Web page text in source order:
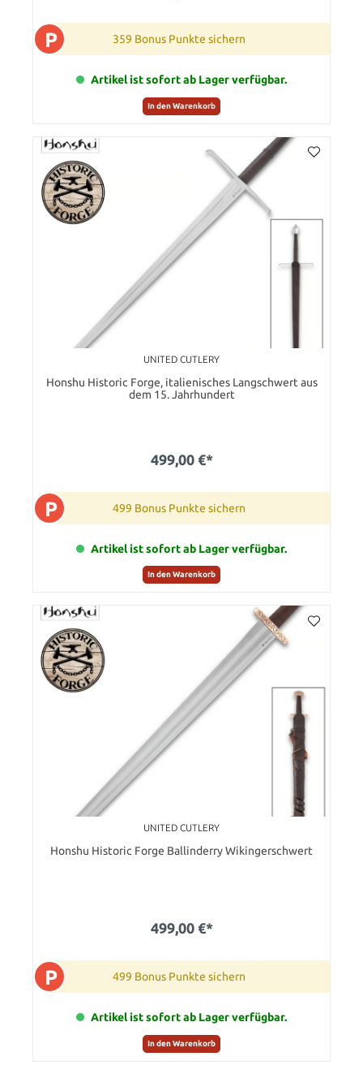
P 359 Bonus Punkte sichern
Artikel ist sofort ab Lager verfügbar.
In den Warenkorb
UNITED CUTLERY
Honshu Historic Forge, italienisches Langschwert aus
dem 15. Jahrhundert
499,00 €*
P 499 Bonus Punkte sichern
Artikel ist sofort ab Lager verfügbar.
In den Warenkorb
UNITED CUTLERY
Honshu Historic Forge Ballinderry Wikingerschwert
499,00 €*
P 499 Bonus Punkte sichern
Artikel ist sofort ab Lager verfügbar.
In den Warenkorb